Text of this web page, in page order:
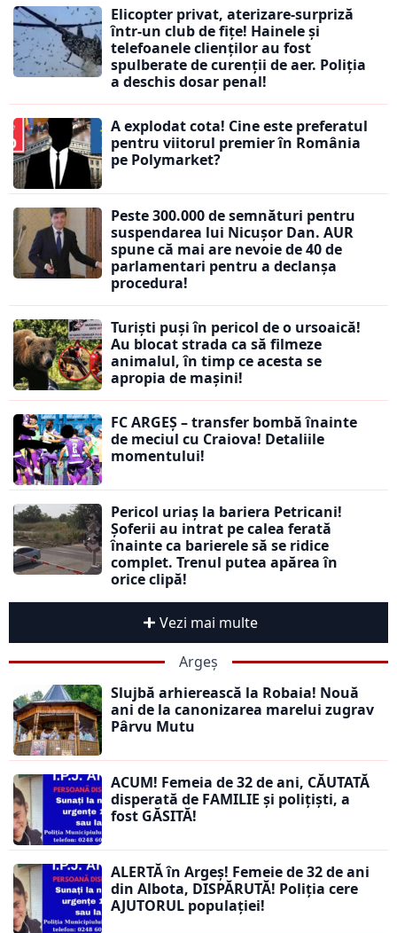
Elicopter privat, aterizare-surpriză
într-un club de fițe! Hainele și
telefoanele clienților au fost
spulberate de curenții de aer. Poliția
a deschis dosar penal!
A explodat cota! Cine este preferatul
pentru viitorul premier în România
pe Polymarket?
Peste 300.000 de semnături pentru
suspendarea lui Nicușor Dan. AUR
spune că mai are nevoie de 40 de
parlamentari pentru a declanșa
procedura!
Turiști puși în pericol de o ursoaică!
Au blocat strada ca să filmeze
animalul, în timp ce acesta se
apropia de mașini!
FC ARGEȘ – transfer bombă înainte
de meciul cu Craiova! Detaliile
momentului!
Pericol uriaș la bariera Petricani!
Șoferii au intrat pe calea ferată
înainte ca barierele să se ridice
complet. Trenul putea apărea în
orice clipă!
Vezi mai multe
Argeș
Slujbă arhierească la Robaia! Nouă
ani de la canonizarea marelui zugrav
Pârvu Mutu
ACUM! Femeia de 32 de ani, CĂUTATĂ
disperată de FAMILIE și polițiști, a
fost GĂSITĂ!
ALERTĂ în Argeș! Femeie de 32 de ani
din Albota, DISPĂRUTĂ! Poliția cere
AJUTORUL populației!